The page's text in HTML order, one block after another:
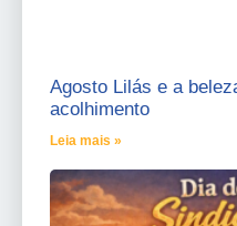
Agosto Lilás e a
acolhimento
Leia mais »